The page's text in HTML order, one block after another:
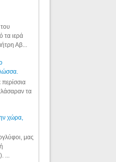
τα ιερά
Αβ...
περίσσια
τα
χώρα,
μας
...